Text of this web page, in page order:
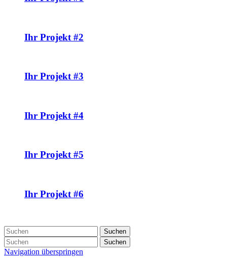
Ihr Projekt #2
Ihr Projekt #3
Ihr Projekt #4
Ihr Projekt #5
Ihr Projekt #6
Suchen
Suchen
Navigation überspringen